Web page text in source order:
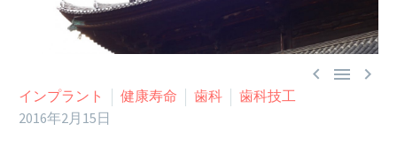
  
インプラント 健康寿命 歯科
歯科技工
2016年2月15日